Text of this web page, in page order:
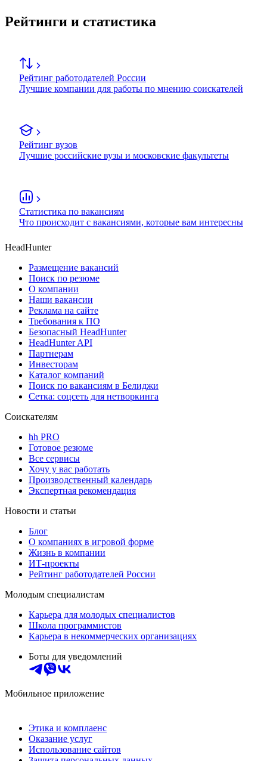
Рейтинги и статистика
Рейтинг работодателей России
Лучшие компании для работы по мнению соискателей
Рейтинг вузов
Лучшие российские вузы и московские факультеты
Статистика по вакансиям
Что происходит с вакансиями, которые вам интересны
HeadHunter
Размещение вакансий
Поиск по резюме
О компании
Наши вакансии
Реклама на сайте
Требования к ПО
Безопасный HeadHunter
HeadHunter API
Партнерам
Инвесторам
Каталог компаний
Поиск по вакансиям в Белиджи
Сетка: соцсеть для нетворкинга
Соискателям
hh PRO
Готовое резюме
Все сервисы
Хочу у вас работать
Производственный календарь
Экспертная рекомендация
Новости и статьи
Блог
О компаниях в игровой форме
Жизнь в компании
ИТ-проекты
Рейтинг работодателей России
Молодым специалистам
Карьера для молодых специалистов
Школа программистов
Карьера в некоммерческих организациях
Боты для уведомлений
Мобильное приложение
Этика и комплаенс
Оказание услуг
Использование сайтов